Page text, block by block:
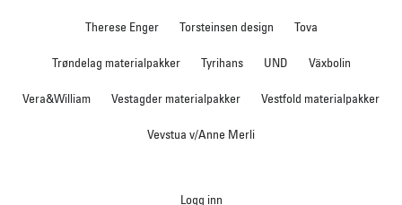
Therese Enger Torsteinsen design Tova
Trøndelag materialpakker Tyrihans UND Växbolin
Vera&William Vestagder materialpakker Vestfold materialpakker
Vevstua v/Anne Merli
Logg inn